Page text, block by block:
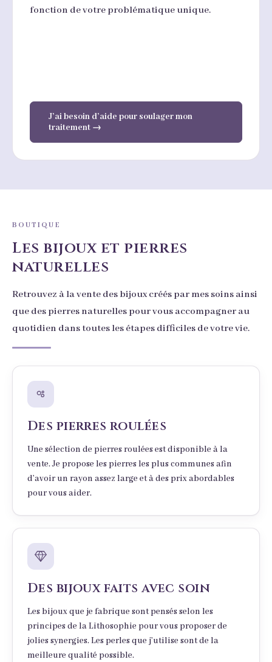
fonction de votre problématique unique.
J’ai besoin d’aide pour soulager mon
traitement →
BOUTIQUE
Les bijoux et pierres
naturelles
Retrouvez à la vente des bijoux créés par mes soins ainsi
que des pierres naturelles pour vous accompagner au
quotidien dans toutes les étapes difficiles de votre vie.
Des pierres roulées
Une sélection de pierres roulées est disponible à la
vente. Je propose les pierres les plus communes afin
d’avoir un rayon assez large et à des prix abordables
pour vous aider.
Des bijoux faits avec soin
Les bijoux que je fabrique sont pensés selon les
principes de la Lithosophie pour vous proposer de
jolies synergies. Les perles que j’utilise sont de la
meilleure qualité possible.